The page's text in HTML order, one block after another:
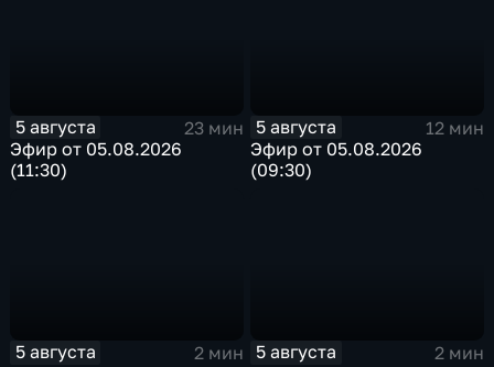
5 августа
23 мин
Эфир от 05.08.2026
(11:30)
5 августа
12 мин
Эфир от 05.08.2026
(09:30)
5 августа
2 мин
5 августа
2 мин